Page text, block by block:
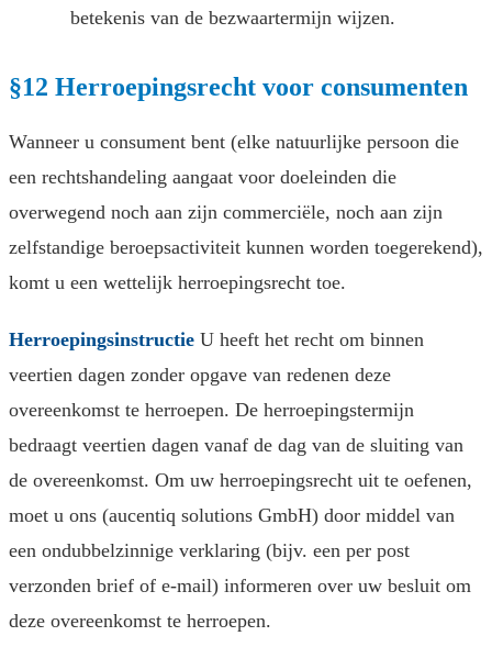
betekenis van de bezwaartermijn wijzen.
§12 Herroepingsrecht voor consumenten
Wanneer u consument bent (elke natuurlijke persoon die
een rechtshandeling aangaat voor doeleinden die
overwegend noch aan zijn commerciële, noch aan zijn
zelfstandige beroepsactiviteit kunnen worden toegerekend),
komt u een wettelijk herroepingsrecht toe.
Herroepingsinstructie U heeft het recht om binnen
veertien dagen zonder opgave van redenen deze
overeenkomst te herroepen. De herroepingstermijn
bedraagt veertien dagen vanaf de dag van de sluiting van
de overeenkomst. Om uw herroepingsrecht uit te oefenen,
moet u ons (aucentiq solutions GmbH) door middel van
een ondubbelzinnige verklaring (bijv. een per post
verzonden brief of e-mail) informeren over uw besluit om
deze overeenkomst te herroepen.